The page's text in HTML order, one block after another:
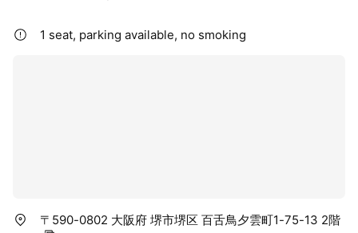
1 seat, parking available, no smoking
〒590-0802 大阪府 堺市堺区 百舌鳥夕雲町1-75-13 2階